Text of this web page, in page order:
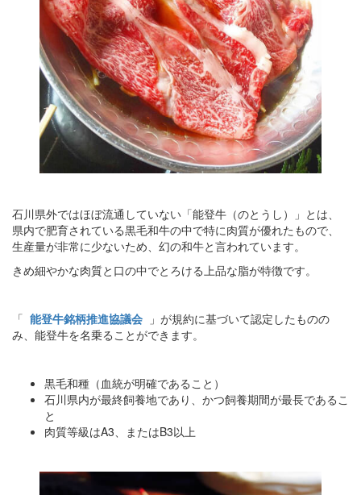
石川県外ではほぼ流通していない「能登牛（のとうし）」とは、
県内で肥育されている黒毛和牛の中で特に肉質が優れたもので、
生産量が非常に少ないため、幻の和牛と言われています。
きめ細やかな肉質と口の中でとろける上品な脂が特徴です。
「 能登牛銘柄推進協議会
」が規約に基づいて認定したものの
み、能登牛を名乗ることができます。
黒毛和種（血統が明確であること）
石川県内が最終飼養地であり、かつ飼養期間が最長であるこ
と
肉質等級はA3、またはB3以上